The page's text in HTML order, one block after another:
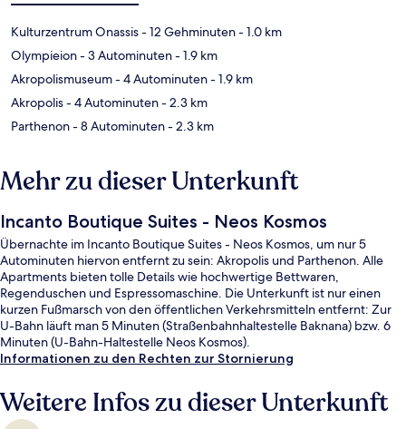
Kulturzentrum Onassis- 12 Gehminuten- 1.0 km
Olympieion- 3 Autominuten- 1.9 km
Akropolismuseum- 4 Autominuten- 1.9 km
Akropolis- 4 Autominuten- 2.3 km
Parthenon- 8 Autominuten- 2.3 km
Mehr zu dieser Unterkunft
Incanto Boutique Suites - Neos Kosmos
Übernachte im Incanto Boutique Suites - Neos Kosmos, um nur 5
Autominuten hiervon entfernt zu sein: Akropolis und Parthenon. Alle
Apartments bieten tolle Details wie hochwertige Bettwaren,
Regenduschen und Espressomaschine. Die Unterkunft ist nur einen
kurzen Fußmarsch von den öffentlichen Verkehrsmitteln entfernt: Zur
U-Bahn läuft man 5 Minuten (Straßenbahnhaltestelle Baknana) bzw. 6
Minuten (U-Bahn-Haltestelle Neos Kosmos).
Informationen zu den Rechten zur Stornierung
Weitere Infos zu dieser Unterkunft